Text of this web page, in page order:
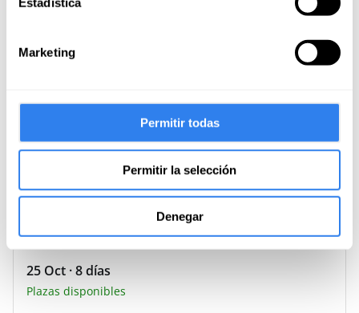
Marketing
Permitir todas
Permitir la selección
Denegar
1270 €/persona Reservar
Plazas disponibles
25 Oct · 8 días
Plazas disponibles